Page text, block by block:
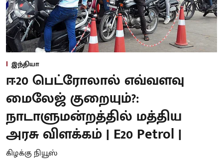
இந்தியா
ஈ20 பெட்ரோலால் எவ்வளவு
மைலேஜ் குறையும்?:
நாடாளுமன்றத்தில் மத்திய
அரசு விளக்கம் | E20 Petrol |
கிழக்கு நியூஸ்